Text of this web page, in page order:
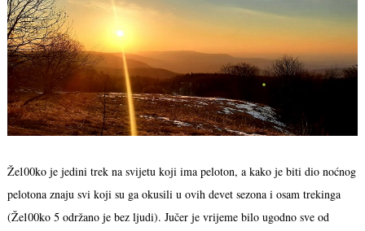
Že100ko je jedini trek na svijetu koji ima peloton, a kako je biti dio noćnog
pelotona znaju svi koji su ga okusili u ovih devet sezona i osam trekinga
(Že100ko 5 održano je bez ljudi). Jučer je vrijeme bilo ugodno sve od